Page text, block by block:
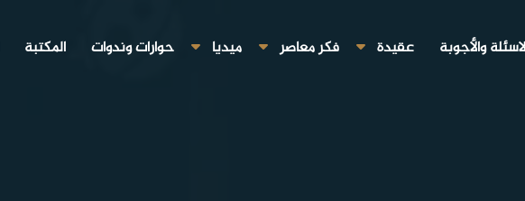
والأجوبة عقيدة فكر معاصر ميديا حوارات وندوات المكتبة